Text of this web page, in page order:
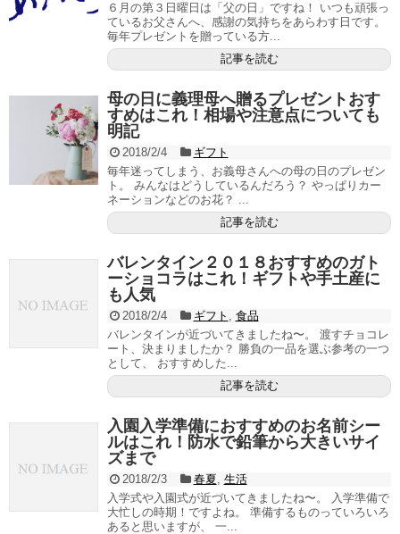
６月の第３日曜日は「父の日」ですね！ いつも頑張っ
ているお父さんへ、感謝の気持ちをあらわす日です。
毎年プレゼントを贈っている方...
記事を読む
母の日に義理母へ贈るプレゼントおす
すめはこれ！相場や注意点についても
明記
2018/2/4
ギフト
毎年迷ってしまう、お義母さんへの母の日のプレゼン
ト。 みんなはどうしているんだろう？ やっぱりカー
ネーションなどのお花？ ...
記事を読む
バレンタイン２０１８おすすめのガト
ーショコラはこれ！ギフトや手土産に
も人気
2018/2/4 ギフト , 食品
バレンタインが近づいてきましたね〜。 渡すチョコレ
ート、決まりましたか？ 勝負の一品を選ぶ参考の一つ
として、 おすすめした...
記事を読む
入園入学準備におすすめのお名前シー
ルはこれ！防水で鉛筆から大きいサイ
ズまで
2018/2/3 春夏, 生活
入学式や入園式が近づいてきましたね〜。 入学準備で
大忙しの時期！ですよね。 準備するものっていろいろ
あると思いますが、 一...